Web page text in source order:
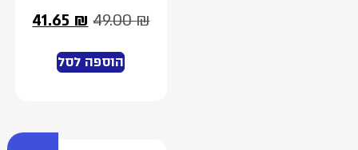
49.00₪
41.65₪
הוספה לסל